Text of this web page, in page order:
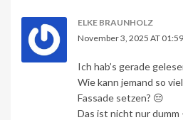
ELKE BRAUNHOLZ
November 3, 2025 AT 01:59
Ich hab’s gerade
Wie kann jemand so
Fassade setzen? 😔
Das ist nicht nur